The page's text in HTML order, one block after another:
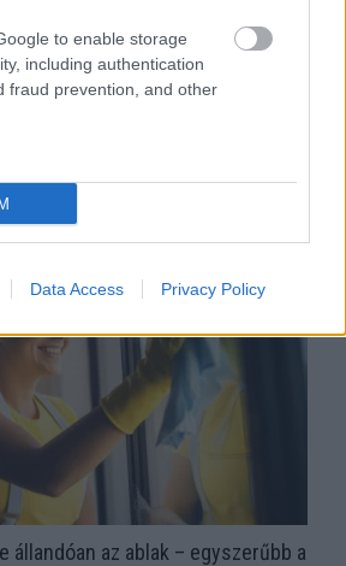
to enable storage
including authentication
fraud prevention, and other
Data Access Privacy Policy
az apró reggeli tünetet ne söpörd a
szőnyeg alá
állandóan az ablak – egyszerűbb a